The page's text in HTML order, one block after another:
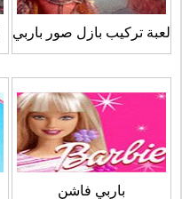
لعبة تركيب بازل صور باربي
باربي فاشن